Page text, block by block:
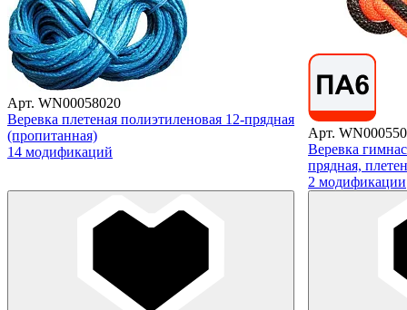
Арт. WN00058020
Веревка плетеная полиэтиленовая 12-прядная
(пропитанная)
14 модификаций
Арт.
Веревка
прядная,
2 модификации